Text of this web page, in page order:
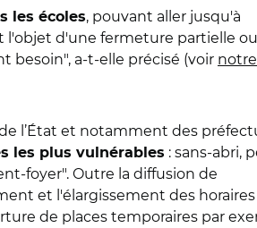
les écoles, pouvant aller jusqu'à
l'objet d'une fermeture partielle
besoin", a-t-elle précisé (voir
l’État et notamment des
les plus vulnérables : sans-abri,
foyer". Outre la diffusion de
et l'élargissement des
de places temporaires par